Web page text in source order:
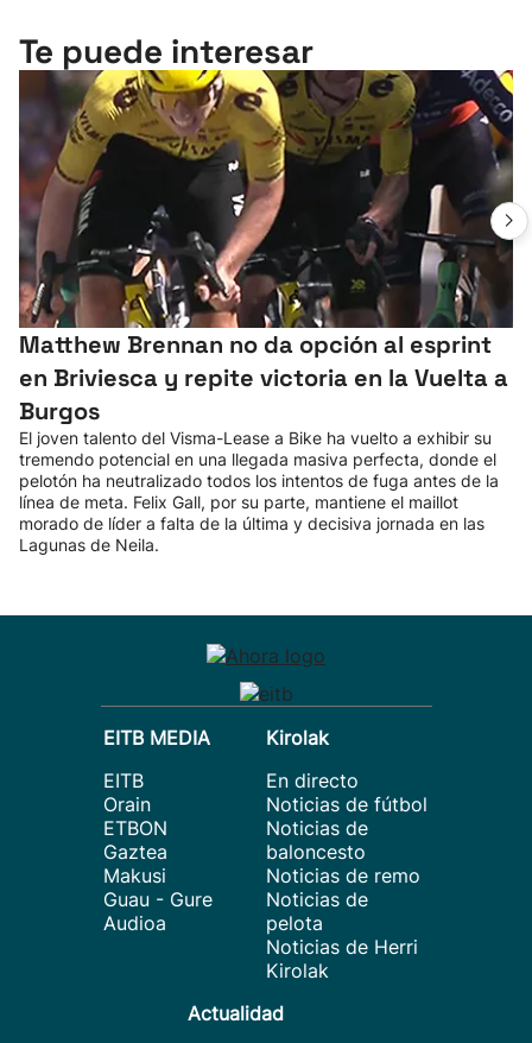
Te puede interesar
Matthew Brennan no da opción al esprint
en Briviesca y repite victoria en la Vuelta a
Burgos
El joven talento del Visma-Lease a Bike ha vuelto a exhibir su
tremendo potencial en una llegada masiva perfecta, donde el
pelotón ha neutralizado todos los intentos de fuga antes de la
línea de meta. Felix Gall, por su parte, mantiene el maillot
morado de líder a falta de la última y decisiva jornada en las
Lagunas de Neila.
EITB MEDIA
EITB
Orain
ETBON
Gaztea
Makusi
Guau - Gure
Audioa
Kirolak
En directo
Noticias de fútbol
Noticias de
baloncesto
Noticias de remo
Noticias de
pelota
Noticias de Herri
Kirolak
Actualidad